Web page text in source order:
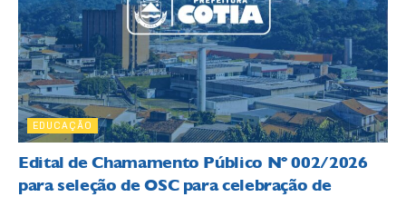
EDUCAÇÃO
Edital de Chamamento Público Nº 002/2026
para seleção de OSC para celebração de